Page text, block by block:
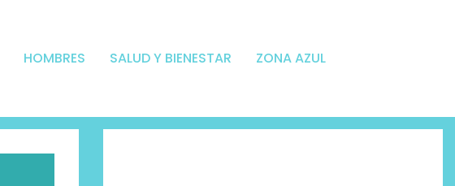
HOMBRES SALUD Y BIENESTAR ZONA AZUL